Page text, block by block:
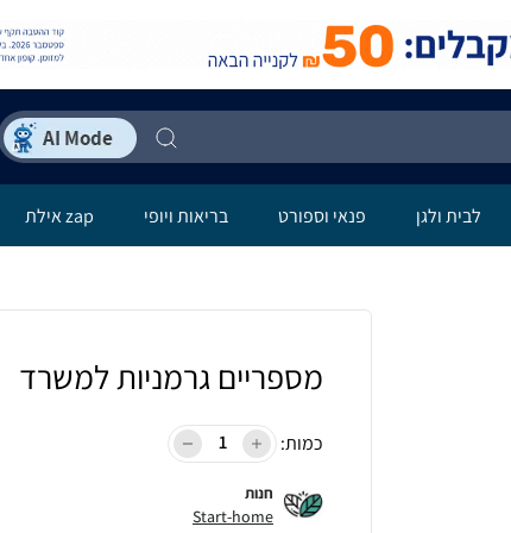
לבית ולגן פנאי וספורט בריאות ויופי zap אילת
מספריים גרמניות למשרד
כמות:
חנות
Start-home